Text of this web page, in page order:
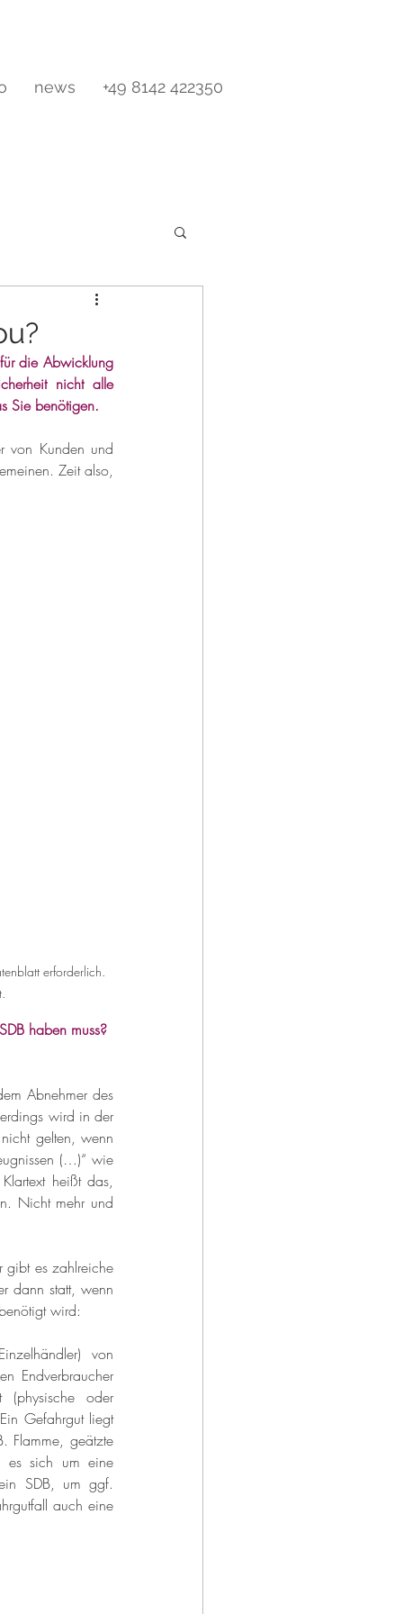
news +49 8142 422350
die Abwicklung
nicht alle
Sie benötigen.
von Kunden und
Zeit also,
erforderlich.
haben muss?
Abnehmer des
wird in der
gelten, wenn
(…)“ wie
heißt das,
Nicht mehr und
gibt es zahlreiche
dann statt, wenn
wird:
von
Endverbraucher
oder
Gefahrgut liegt
Flamme, geätzte
es sich um eine
SDB, um ggf.
auch eine